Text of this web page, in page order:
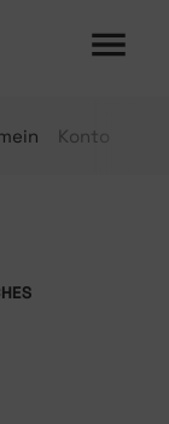
Konto